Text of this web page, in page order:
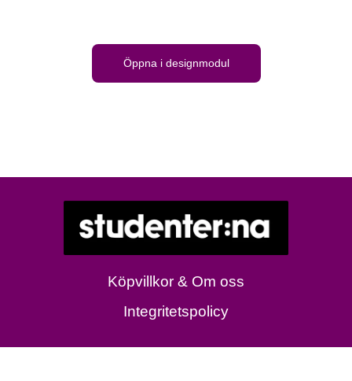
Öppna i designmodul
Köpvillkor & Om oss
Integritetspolicy